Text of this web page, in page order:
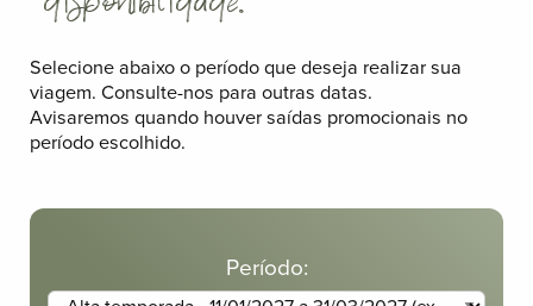
Selecione abaixo o período que deseja realizar sua
viagem. Consulte-nos para outras datas.
Avisaremos quando houver saídas promocionais no
período escolhido.
Período: